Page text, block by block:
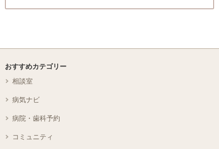
おすすめカテゴリー
相談室
病気ナビ
病院・歯科予約
コミュニティ